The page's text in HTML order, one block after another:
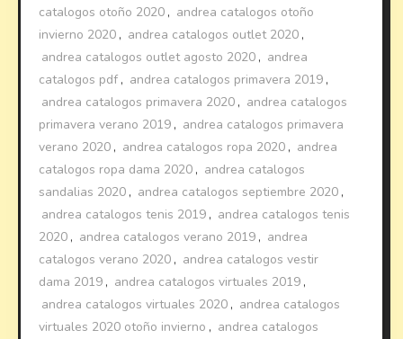
catalogos otoño 2020 , andrea catalogos otoño
invierno 2020 , andrea catalogos outlet 2020 ,
andrea catalogos outlet agosto 2020 , andrea
catalogos pdf , andrea catalogos primavera 2019 ,
andrea catalogos primavera 2020 , andrea catalogos
primavera verano 2019 , andrea catalogos primavera
verano 2020 , andrea catalogos ropa 2020 , andrea
catalogos ropa dama 2020 , andrea catalogos
sandalias 2020 , andrea catalogos septiembre 2020 ,
andrea catalogos tenis 2019 , andrea catalogos tenis
2020 , andrea catalogos verano 2019 , andrea
catalogos verano 2020 , andrea catalogos vestir
dama 2019 , andrea catalogos virtuales 2019 ,
andrea catalogos virtuales 2020 , andrea catalogos
virtuales 2020 otoño invierno , andrea catalogos